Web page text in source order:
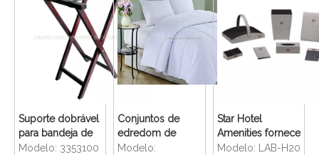
Suporte dobrável
para bandeja de
serviço de
Modelo: 3353100
Conjuntos de
edredom de
microfibra para
Modelo:
Star Hotel
Amenities fornece
conjunto de
Modelo: LAB-H20